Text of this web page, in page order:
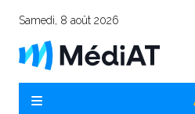
Samedi, 8 août 2026